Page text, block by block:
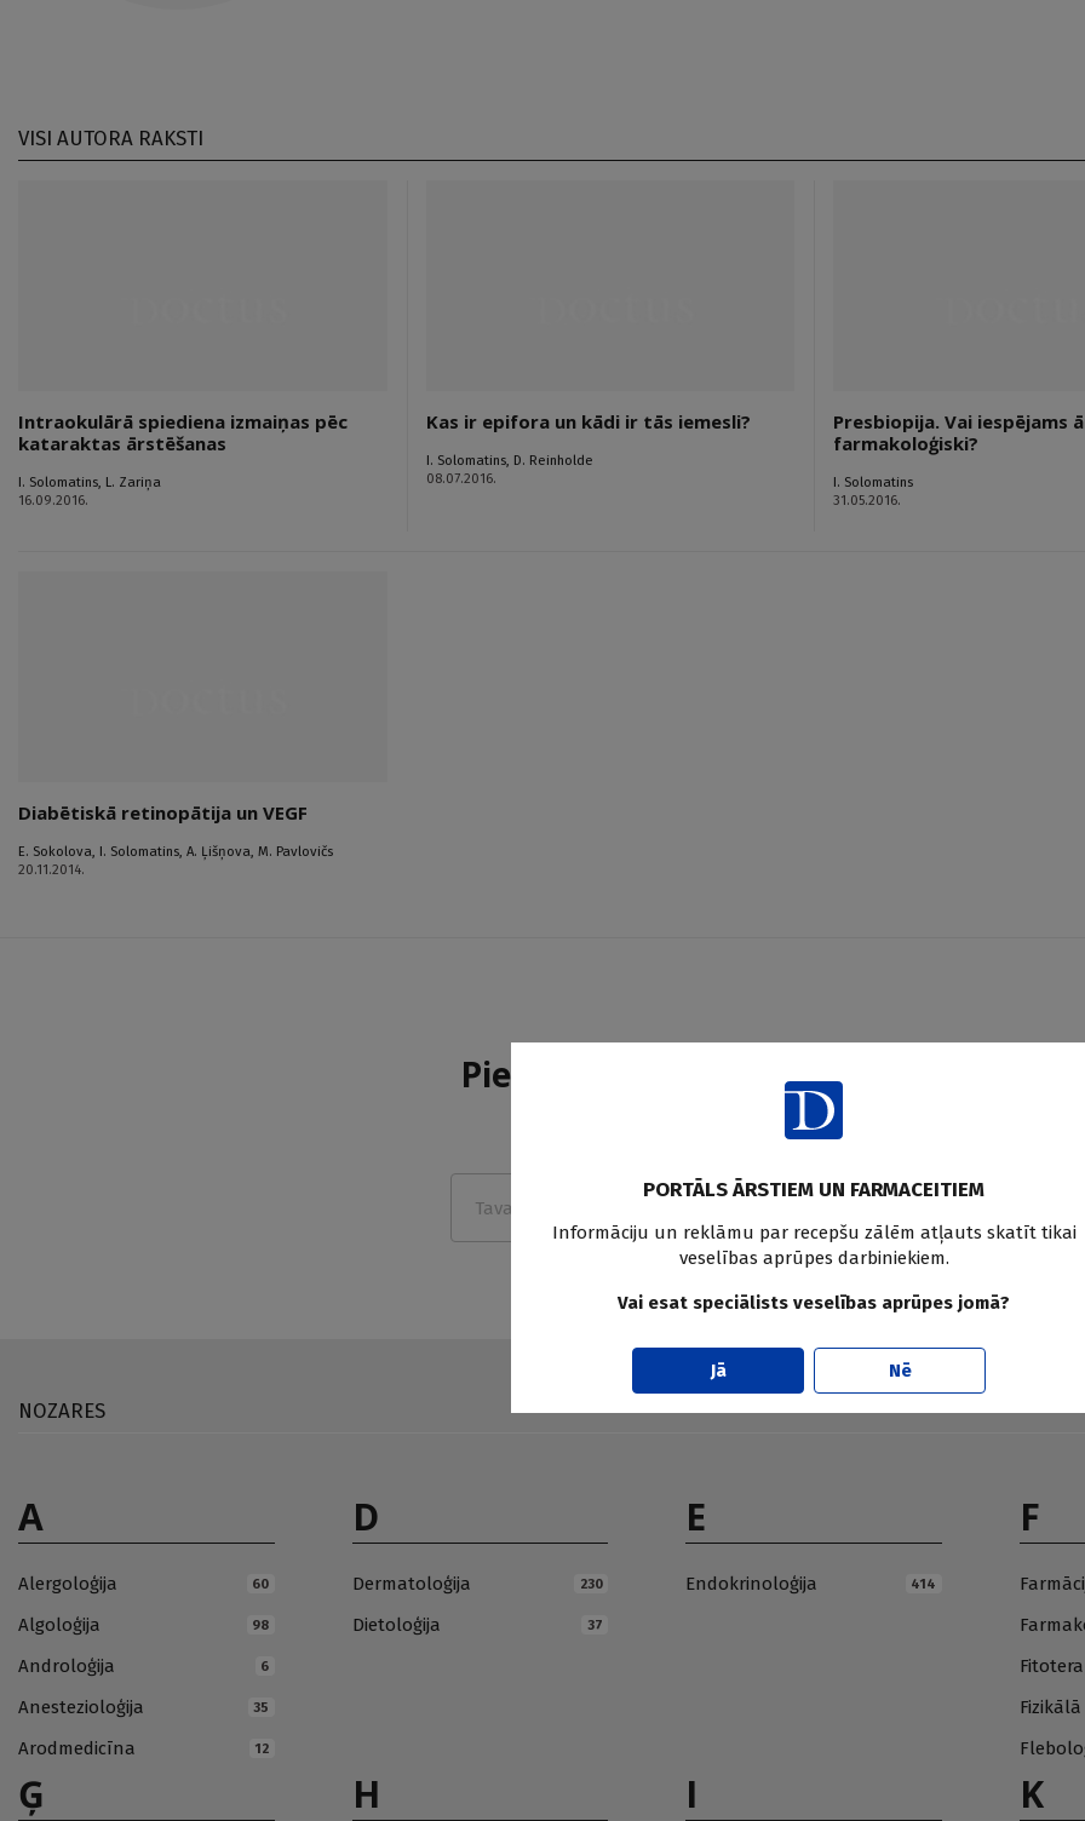
VISI AUTORA RAKSTI
Intraokulārā spiediena izmaiņas pēc
kataraktas ārstēšanas
I. Solomatins, L. Zariņa
16.09.2016.
Kas ir epifora un kādi ir tās iemesli?
I. Solomatins, D. Reinholde
08.07.2016.
Presbiopija. Vai iespējams
farmakoloģiski?
I. Solomatins
31.05.2016.
Diabētiskā retinopātija un VEGF
E. Sokolova, I. Solomatins, A. Ļišņova, M. Pavlovičs
20.11.2014.
Pieraksties un saņem praktiskus,
medicīnas un farmācijas jaunumus
NOZARES
A
Alergoloģija 60
Algoloģija 98
Androloģija 6
Anestezioloģija 35
Arodmedicīna 12
D
Dermatoloģija 230
Dietoloģija 37
E
Endokrinoloģija 414
F
Ģ H I K
PORTĀLS ĀRSTIEM UN FARMACEITIEM
Informāciju un reklāmu par recepšu zālēm atļauts skatīt tikai
veselības aprūpes darbiniekiem.
Vai esat speciālists veselības aprūpes jomā?
Jā Nē